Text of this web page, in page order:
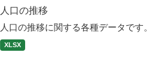
人口の推移
人口の推移に関する各種データです。
XLSX